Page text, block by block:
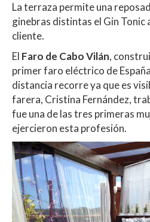
La terraza permite una
ginebras distintas el Gin Tonic
cliente.
El Faro de Cabo Vilán,
primer faro eléctrico de
distancia recorre ya que es
farera, Cristina Fernández,
fue una de las tres primeras
ejercieron esta profesión.